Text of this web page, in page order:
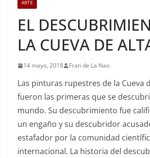
ARTE
EL
LA CUEVA DE
14 mayo, 2018 Fran de La Nao
Las pinturas rupestres de la Cueva
fueron las primeras que se
mundo. Su descubrimiento fue
un engaño y su descubridor
estafador por la comunidad
internacional. La historia del